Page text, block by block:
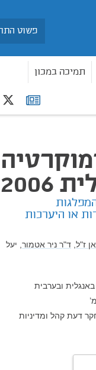
תמיכה במכון
רשימת
תפוצה
או היערכות
ז"ל, ד"ר ניר אטמור, יעל
ובערבית
דעת קהל ומדיניות